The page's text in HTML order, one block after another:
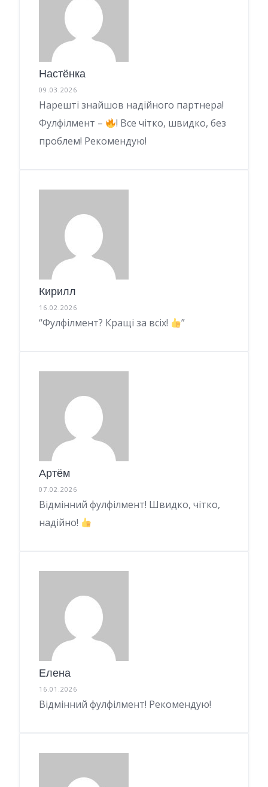
Настёнка
09.03.2026
Нарешті знайшов надійного партнера!
Фулфілмент –
! Все чітко, швидко, без
проблем! Рекомендую!
Кирилл
16.02.2026
“Фулфілмент? Кращі за всіх! ”
Артём
07.02.2026
Відмінний фулфілмент! Швидко, чітко,
надійно!
Елена
16.01.2026
Відмінний фулфілмент! Рекомендую!